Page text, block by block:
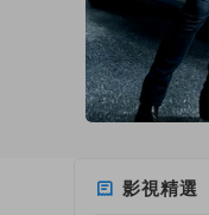
影視精選